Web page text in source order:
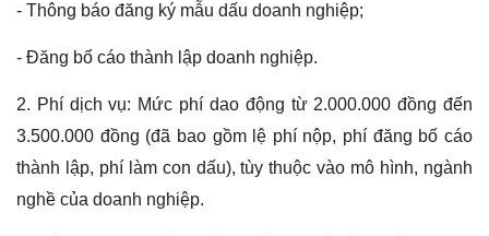
- Thông báo đăng ký mẫu dấu doanh nghiệp;
- Đăng bố cáo thành lập doanh nghiệp.
2. Phí dịch vụ: Mức phí dao động từ 2.000.000 đồng đến
3.500.000 đồng (đã bao gồm lệ phí nộp, phí đăng bố cáo
thành lập, phí làm con dấu), tùy thuộc vào mô hình, ngành
nghề của doanh nghiệp.